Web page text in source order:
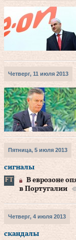
Четверг, 11 июля 2013
Пятница, 5 июля 2013
сигналы
В еврозоне
в Португалии
Четверг, 4 июля 2013
скандалы